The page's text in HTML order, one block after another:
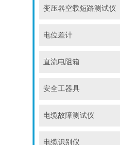
变压器空载短路测试仪
电位差计
直流电阻箱
安全工器具
电缆故障测试仪
电缆识别仪